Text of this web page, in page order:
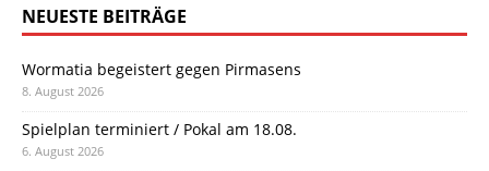
NEUESTE BEITRÄGE
Wormatia begeistert gegen Pirmasens
8. August 2026
Spielplan terminiert / Pokal am 18.08.
6. August 2026